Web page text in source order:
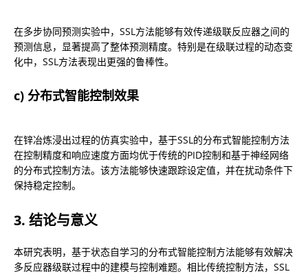
在多步协同预测实验中，SSL方法能够有效传递级联反应器之间的
预测信息，显著提高了整体预测精度。特别是在级联过程的动态变
化中，SSL方法表现出更强的鲁棒性。
c) 分布式智能控制效果
在锌冶炼浸出过程的仿真实验中，基于SSL的分布式智能控制方法
在控制精度和响应速度方面均优于传统的PID控制和基于神经网络
的分布式控制方法。该方法能够快速跟踪设定值，并在扰动条件下
保持稳定控制。
3. 结论与意义
本研究表明，基于状态自学习的分布式智能控制方法能够有效解决
多反应器级联过程中的建模与控制难题。相比传统控制方法，SSL